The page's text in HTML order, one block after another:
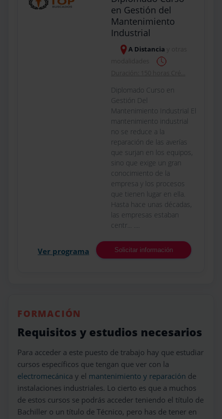
en Gestión del
Mantenimiento
Industrial
A Distancia
Diplomado Curso en
Gestión Del
Mantenimiento Industrial El
mantenimiento industrial
no se reduce a la
reparación de las averías
que surjan en los equipos,
sino que exige un gran
conocimiento de la
empresa y los procesos
que tienen lugar en ella.
Hasta hace unas décadas,
las empresas estaban
centr... ....
Ver programa Solicitar información
FORMACIÓN
Requisitos y estudios necesarios
Para acceder a este puesto de trabajo hay que estudiar
cursos específicos que tengan que ver con la
electromecánica y el mantenimiento y reparación de
instalaciones industriales. Lo cierto es que a muchos
de estos cursos se podrás acceder teniendo el título de
Bachiller o un título de Técnico, pero has de tener en